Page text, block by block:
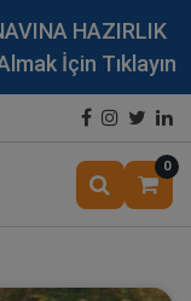
HAZIRLIK
İçin Tıklayın
0